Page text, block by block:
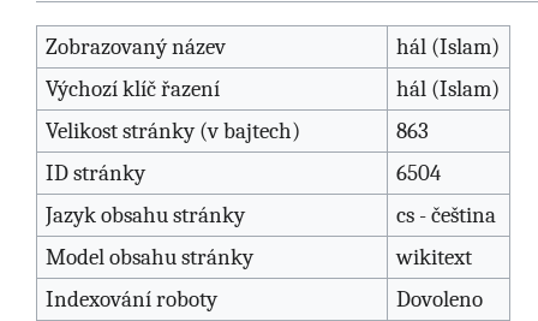
Zobrazovaný název
hál (Islam)
Výchozí klíč řazení
hál (Islam)
Velikost stránky (v bajtech)
863
ID stránky
6504
Jazyk obsahu stránky
cs - čeština
Model obsahu stránky
wikitext
Indexování roboty
Dovoleno